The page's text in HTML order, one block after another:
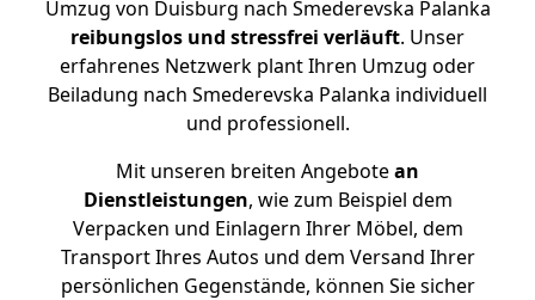
Umzug von Duisburg nach Smederevska Palanka
reibungslos und stressfrei verläuft. Unser
erfahrenes Netzwerk plant Ihren Umzug oder
Beiladung nach Smederevska Palanka individuell
und professionell.
Mit unseren breiten Angebotean
Dienstleistungen, wie zum Beispiel dem
Verpacken und Einlagern Ihrer Möbel, dem
Transport Ihres Autos und dem Versand Ihrer
persönlichen Gegenstände, können Sie sicher